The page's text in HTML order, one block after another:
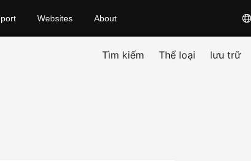
Websites About
Tìm kiếm Thể loại lưu trữ